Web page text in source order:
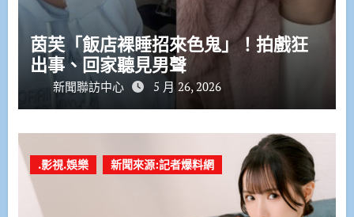
茵芙「飯店裸睡招來色鬼」！拍戲狂
出事、回家聽見男聲
新聞聯訪中心 5 月 26, 2026
.影視.娛樂 新聞來源:記者爆料網